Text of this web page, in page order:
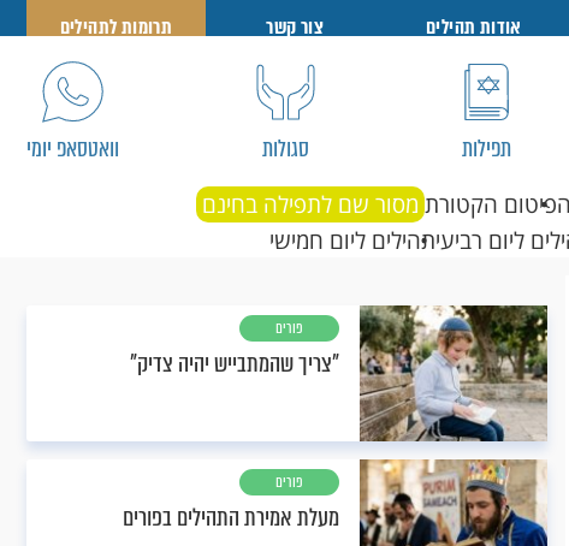
אודות תהילים צור קשר תרומות לתהילים
תפילות סגולות וואטסאפ יומי
פיטום הקטורת מסור שם לתפילה בחינם
ליום רביעיתהילים ליום חמישי
פורים
"צריך שהמתבייש יהיה צדיק"
פורים
מעלת אמירת התהילים בפורים